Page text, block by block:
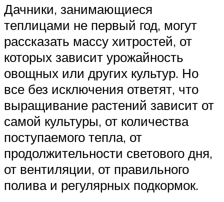
Дачники, занимающиеся
теплицами не первый год, могут
рассказать массу хитростей, от
которых зависит урожайность
овощных или других культур. Но
все без исключения ответят, что
выращивание растений зависит от
самой культуры, от количества
поступаемого тепла, от
продолжительности светового дня,
от вентиляции, от правильного
полива и регулярных подкормок.